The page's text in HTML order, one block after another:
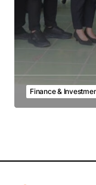
Finance &